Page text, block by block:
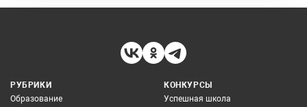
РУБРИКИ
Образование
КОНКУРСЫ
Успешная школа